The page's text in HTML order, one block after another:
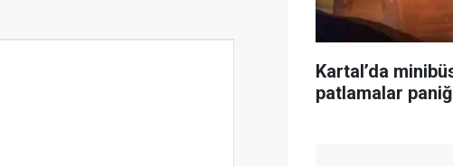
Kartal’da
patlamalar